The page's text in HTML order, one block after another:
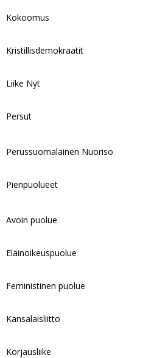
Kokoomus
Kristillisdemokraatit
Liike Nyt
Persut
Perussuomalainen Nuoriso
Pienpuolueet
Avoin puolue
Eläinoikeuspuolue
Feministinen puolue
Kansalaisliitto
Korjausliike